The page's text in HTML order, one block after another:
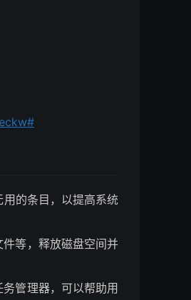
的条目，以提高系统
等，释放磁盘空间并
管理器，可以帮助用